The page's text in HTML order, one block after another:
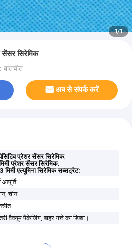
1/1
सेंसर सिरेमिक
बातचीत
अब से संपर्क करें
प्रेशर सेंसर सिरेमिक,
प्रेशर सेंसर सिरेमिक,
मिमी एल्यूमिना सिरेमिक सब्सट्रेट:
आपूर्ति
चीन
वैक्यूम पैकेजिंग, बाहर गत्ते का डिब्बा।